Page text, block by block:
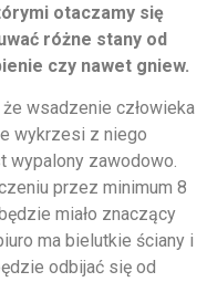
otaczamy się
różne stany od
czy nawet gniew.
wsadzenie człowieka
wykrzesi z niego
wypalony zawodowo.
przez minimum 8
miało znaczący
ma bielutkie ściany i
odbijać się od